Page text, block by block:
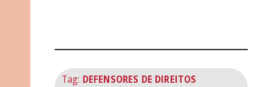
Tag: DEFENSORES DE DIREITOS